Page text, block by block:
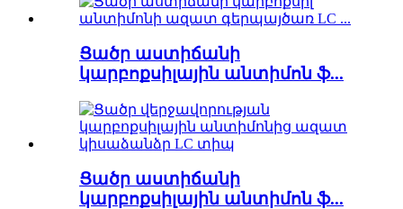
Ցածր աստիճանի
կարբոքսիլային անտիմոն ֆ...
Ցածր աստիճանի
կարբոքսիլային անտիմոն ֆ...